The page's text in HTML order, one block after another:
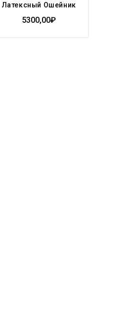
out
of
Латексный Ошейник
5300,00₽